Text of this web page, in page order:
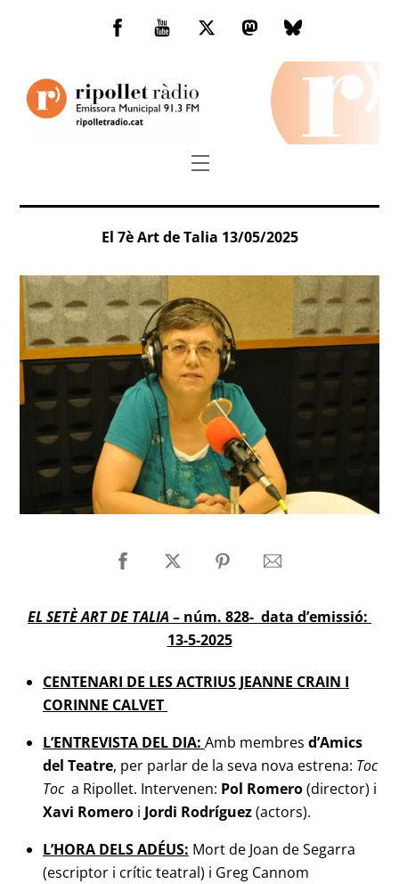
Facebook
You
TwitterMastodonBluesky
Menu
El 7è Art de Talia 13/05/2025
EL SETÈ ART DE TALIA – núm. 828- data d’emissió:
13-5-2025
CENTENARI DE LES ACTRIUS JEANNE CRAIN I
CORINNE CALVET
L’ENTREVISTA DEL DIA: Amb membres d’Amics
del Teatre, per parlar de la seva nova estrena: Toc
Toca Ripollet. Intervenen: Pol Romero(director) i
Xavi Romero i Jordi Rodríguez(actors).
L’HORA DELS ADÉUS: Mort de Joan de Segarra
(escriptor i crític teatral) i Greg Cannom